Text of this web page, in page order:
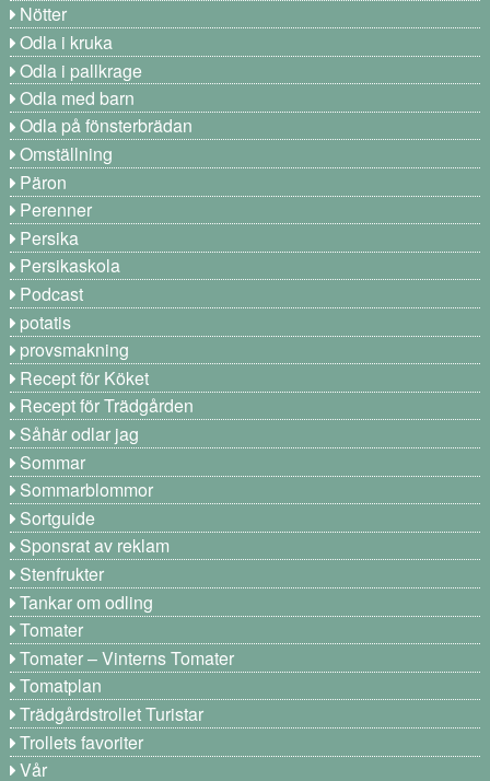
Nötter
Odla i kruka
Odla i pallkrage
Odla med barn
Odla på fönsterbrädan
Omställning
Päron
Perenner
Persika
Persikaskola
Podcast
potatis
provsmakning
Recept för Köket
Recept för Trädgården
Såhär odlar jag
Sommar
Sommarblommor
Sortguide
Sponsrat av reklam
Stenfrukter
Tankar om odling
Tomater
Tomater – Vinterns Tomater
Tomatplan
Trädgårdstrollet Turistar
Trollets favoriter
Vår